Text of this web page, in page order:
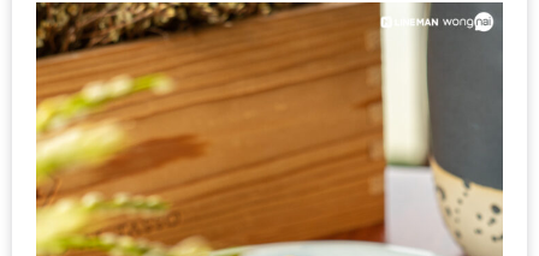
มาร์ช
เมล
โล่
พร้อม
ชิม
และ
ช้อป